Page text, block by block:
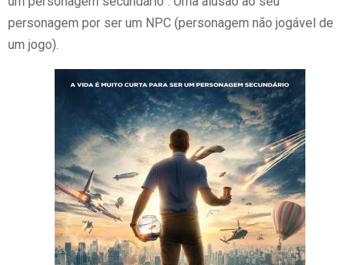
personagem por ser um NPC (personagem não jogável de
um jogo).